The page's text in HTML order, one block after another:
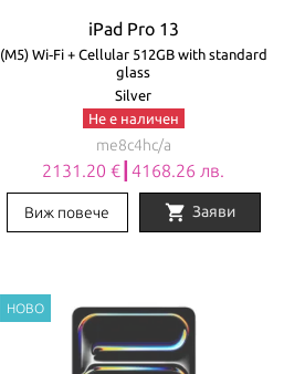
iPad Pro 13
(M5) Wi‑Fi + Cellular 512GB with standard
glass
Silver
Не е наличен
me8c4hc/a
2131.20 €┃4168.26 лв.
Виж повече shopping_cart Заяви